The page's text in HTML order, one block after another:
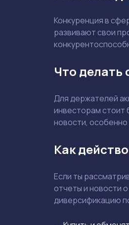
Конкуренция в
развивают свои
Что делать
Для держателей
инвесторам стоит
новости,
Как
Если ты
отчеты и новости
диверсификацию